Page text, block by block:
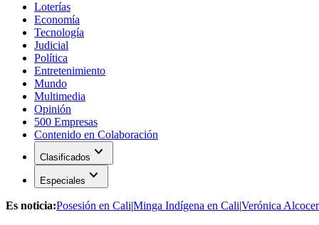
Loterías
Economía
Tecnología
Judicial
Política
Entretenimiento
Mundo
Multimedia
Opinión
500 Empresas
Contenido en Colaboración
Clasificados expand_more
Especiales expand_more
Es noticia:Posesión en Cali|Minga Indígena en Cali|Verónica Alcocer